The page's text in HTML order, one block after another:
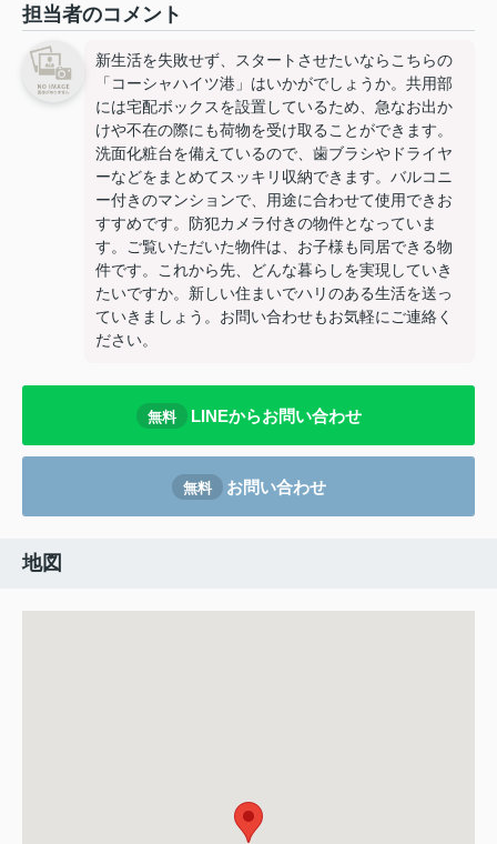
担当者のコメント
新生活を失敗せず、スタートさせたいならこちらの
「コーシャハイツ港」はいかがでしょうか。共用部
には宅配ボックスを設置しているため、急なお出か
けや不在の際にも荷物を受け取ることができます。
洗面化粧台を備えているので、歯ブラシやドライヤ
ーなどをまとめてスッキリ収納できます。バルコニ
ー付きのマンションで、用途に合わせて使用できお
すすめです。防犯カメラ付きの物件となっていま
す。ご覧いただいた物件は、お子様も同居できる物
件です。これから先、どんな暮らしを実現していき
たいですか。新しい住まいでハリのある生活を送っ
ていきましょう。お問い合わせもお気軽にご連絡く
ださい。
無料 LINEからお問い合わせ
無料 お問い合わせ
地図